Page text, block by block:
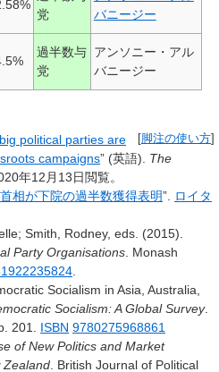
党
バニージー
過半数与
党
アンソニー・アル
バニージー
[脚注の使い方]
political parties are
campaigns” (英語). The
年12月13日閲覧。
相が下院の過半数獲得表明”.
ロイタ
Smith, Rodney, eds. (2015).
Party Organisations . Monash
Socialism in Asia, Australia,
Socialism: A Global Survey.
201. ISBN 9780275968861
of New Politics and Market
Zealand . British Journal of Political